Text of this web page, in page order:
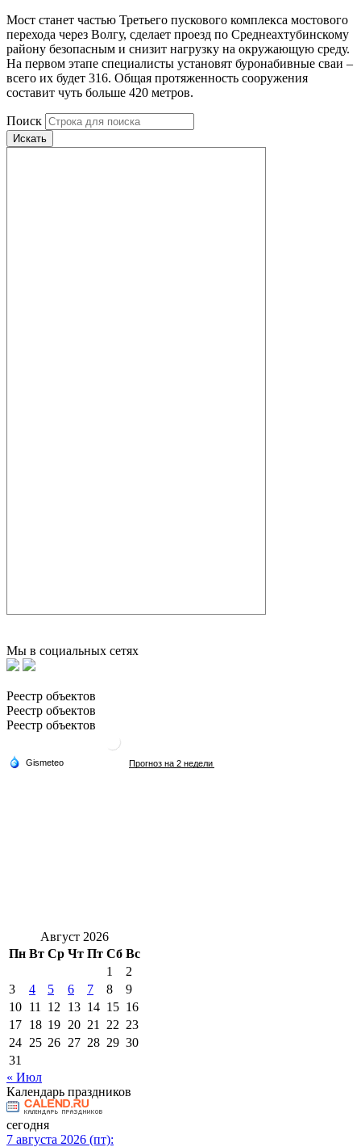
Мост станет частью Третьего пускового комплекса мостового
перехода через Волгу, сделает проезд по Среднеахтубинскому
району безопасным и снизит нагрузку на окружающую среду.
На первом этапе специалисты установят буронабивные сваи –
всего их будет 316. Общая протяженность сооружения
составит чуть больше 420 метров.
Поиск
Искать
Мы в социальных сетях
Реестр объектов
Реестр объектов
Реестр объектов
Август 2026
Пн Вт Ср Чт Пт Сб Вс
1
2
3
4 5 6 7 8
9
10 11 12 13 14 15 16
17 18 19 20 21 22 23
24 25 26 27 28 29 30
31
« Июл
Календарь праздников
сегодня
7 августа 2026 (пт):